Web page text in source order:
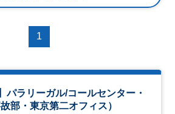
1
パラリーガル/コールセンター・
部・東京第二オフィス）